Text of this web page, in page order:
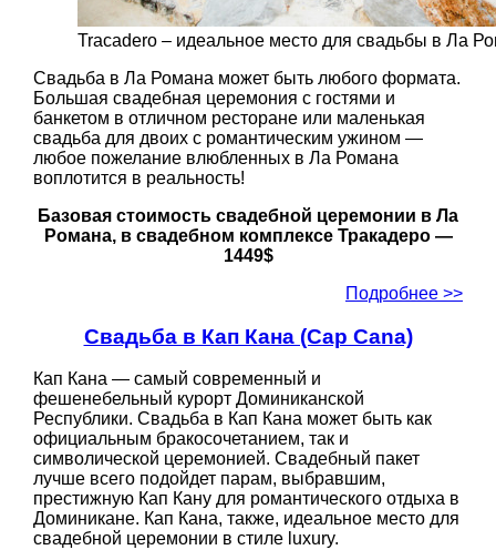
Tracadero – идеальное место для свадьбы в Ла
Свадьба в Ла Романа может быть любого формата.
Большая свадебная церемония с гостями и
банкетом в отличном ресторане или маленькая
свадьба для двоих с романтическим ужином —
любое пожелание влюбленных в Ла Романа
воплотится в реальность!
Базовая стоимость свадебной церемонии в Ла
Романа, в свадебном комплексе Тракадеро —
1449$
Подробнее >>
Свадьба в Кап Кана (Cap Cana)
Кап Кана — самый современный и
фешенебельный курорт Доминиканской
Республики. Свадьба в Кап Кана может быть как
официальным бракосочетанием, так и
символической церемонией. Свадебный пакет
лучше всего подойдет парам, выбравшим,
престижную Кап Кану для романтического отдыха в
Доминикане. Кап Кана, также, идеальное место для
свадебной церемонии в стиле luxury.